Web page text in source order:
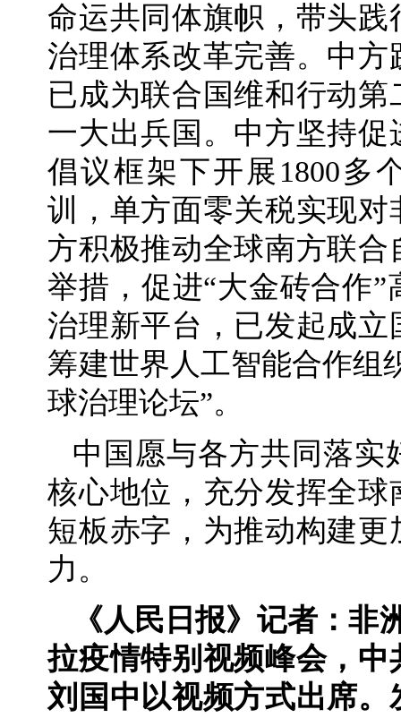
命运共同体旗帜，带头
治理体系改革完善。中
已成为联合国维和行动
一大出兵国。中方坚持
倡议框架下开展1800多
训，单方面零关税实现
方积极推动全球南方联
举措，促进“大金砖合作
治理新平台，已发起成
筹建世界人工智能合作组
球治理论坛”。
中国愿与各方共同落实
核心地位，充分发挥全
短板赤字，为推动构建
力。
《人民日报》记者：非
拉疫情特别视频峰会，
刘国中以视频方式出席